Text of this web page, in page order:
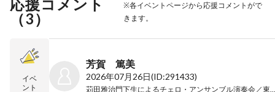
応援コメント
（3）
※各イベントページから応援コメントがで
きます。
イベ
ント
芳賀 篤美
2026年07月26日(ID:291433)